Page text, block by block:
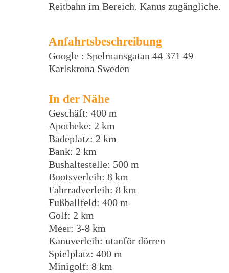
Reitbahn im Bereich. Kanus zugängliche.
Anfahrtsbeschreibung
Google : Spelmansgatan 44 371 49
Karlskrona Sweden
In der Nähe
Geschäft: 400 m
Apotheke: 2 km
Badeplatz: 2 km
Bank: 2 km
Bushaltestelle: 500 m
Bootsverleih: 8 km
Fahrradverleih: 8 km
Fußballfeld: 400 m
Golf: 2 km
Meer: 3-8 km
Kanuverleih: utanför dörren
Spielplatz: 400 m
Minigolf: 8 km